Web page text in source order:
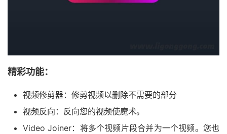
精彩功能：
视频修剪器：修剪视频以删除不需要的部分
视频反向：反向您的视频使魔术。
Video Joiner：将多个视频片段合并为一个视频。您也